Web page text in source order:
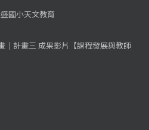
國小天文教育
｜計畫三 成果影片【課程發展與教師